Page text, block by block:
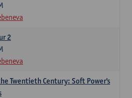
2
Twentieth Century: Soft Power's